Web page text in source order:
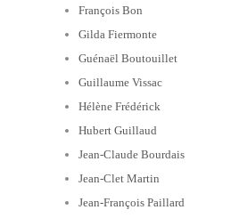
François Bon
Gilda Fiermonte
Guénaël Boutouillet
Guillaume Vissac
Hélène Frédérick
Hubert Guillaud
Jean-Claude Bourdais
Jean-Clet Martin
Jean-François Paillard